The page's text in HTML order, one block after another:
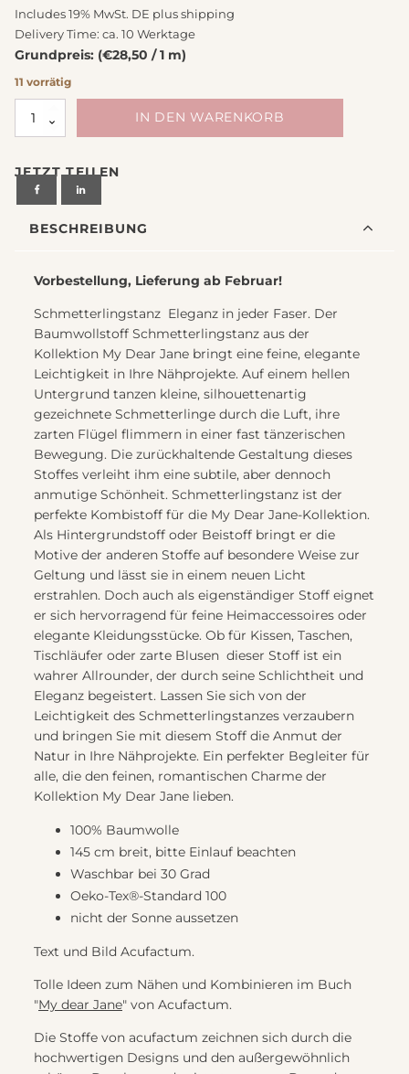
Includes 19% MwSt. DE plusshipping
Delivery Time: ca. 10 Werktage
Grundpreis: (€28,50 / 1 m)
11 vorrätig
Stoff
Baumwolle
von
Acufactum
Sophia
IN DEN WARENKORB
JETZT TEILEN
BESCHREIBUNG
Vorbestellung, Lieferung ab Februar!
Schmetterlingstanz  Eleganz in jeder Faser. Der
Baumwollstoff Schmetterlingstanz aus der
Kollektion My Dear Jane bringt eine feine, elegante
Leichtigkeit in Ihre Nähprojekte. Auf einem hellen
Untergrund tanzen kleine, silhouettenartig
gezeichnete Schmetterlinge durch die Luft, ihre
zarten Flügel flimmern in einer fast tänzerischen
Bewegung. Die zurückhaltende Gestaltung dieses
Stoffes verleiht ihm eine subtile, aber dennoch
anmutige Schönheit. Schmetterlingstanz ist der
perfekte Kombistoff für die My Dear Jane-Kollektion.
Als Hintergrundstoff oder Beistoff bringt er die
Motive der anderen Stoffe auf besondere Weise zur
Geltung und lässt sie in einem neuen Licht
erstrahlen. Doch auch als eigenständiger Stoff eignet
er sich hervorragend für feine Heimaccessoires oder
elegante Kleidungsstücke. Ob für Kissen, Taschen,
Tischläufer oder zarte Blusen  dieser Stoff ist ein
wahrer Allrounder, der durch seine Schlichtheit und
Eleganz begeistert. Lassen Sie sich von der
Leichtigkeit des Schmetterlingstanzes verzaubern
und bringen Sie mit diesem Stoff die Anmut der
Natur in Ihre Nähprojekte. Ein perfekter Begleiter für
alle, die den feinen, romantischen Charme der
Kollektion My Dear Jane lieben.
100% Baumwolle
145 cm breit, bitte Einlauf beachten
Waschbar bei 30 Grad
Oeko-Tex®-Standard 100
nicht der Sonne aussetzen
Text und Bild Acufactum.
Tolle Ideen zum Nähen und Kombinieren im Buch
"My dear Jane" von Acufactum.
Die Stoffe von acufactum zeichnen sich durch die
hochwertigen Designs und den außergewöhnlich